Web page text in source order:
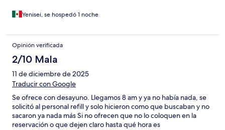
Yenisei, se hospedó 1 noche
Opinión verificada
2/10 Mala
11 de diciembre de 2025
Traducir con Google
Se ofrece con desayuno. Llegamos 8 am y ya no había nada, se
solicitó al personal refill y solo hicieron como que buscaban y no
sacaron ya nada más Si no ofrecen que no lo coloquen en la
reservación o que dejen claro hasta qué hora es